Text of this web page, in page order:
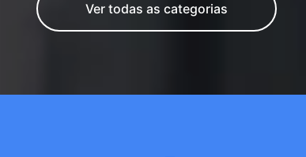
Ver todas as categorias